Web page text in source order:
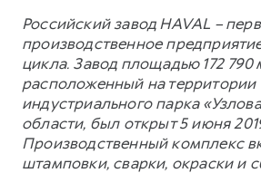
Российский завод HAVAL –
производственное
цикла. Завод площадью 172 790
расположенный на территории
индустриального парка
области, был открыт 5 июня
Производственный комплекс
штамповки, сварки, окраски и